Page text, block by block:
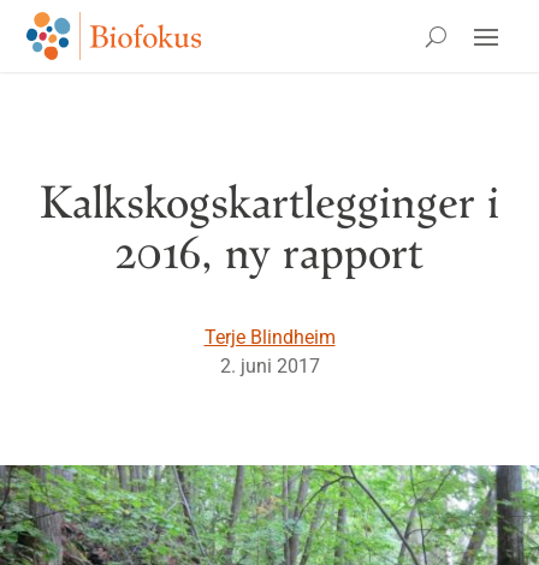
Kalkskogskartlegginger i
2016, ny rapport
Terje Blindheim
2. juni 2017